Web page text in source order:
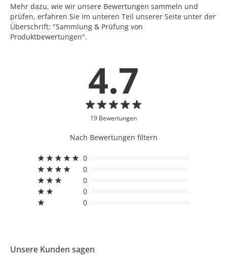
Mehr dazu, wie wir unsere Bewertungen sammeln und
prüfen, erfahren Sie im unteren Teil unserer Seite unter der
Überschrift: "Sammlung & Prüfung von
Produktbewertungen".
4.7
19 Bewertungen
Nach Bewertungen filtern
0
0
0
0
0
Unsere Kunden sagen